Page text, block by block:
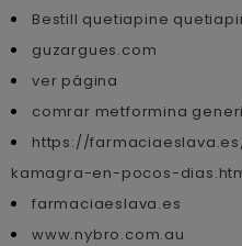
Bestill quetiapine
guzargues.com
ver página
comrar metformina
https://
kamagra-en-pocos-
farmaciaeslava.es
www.nybro.com.au